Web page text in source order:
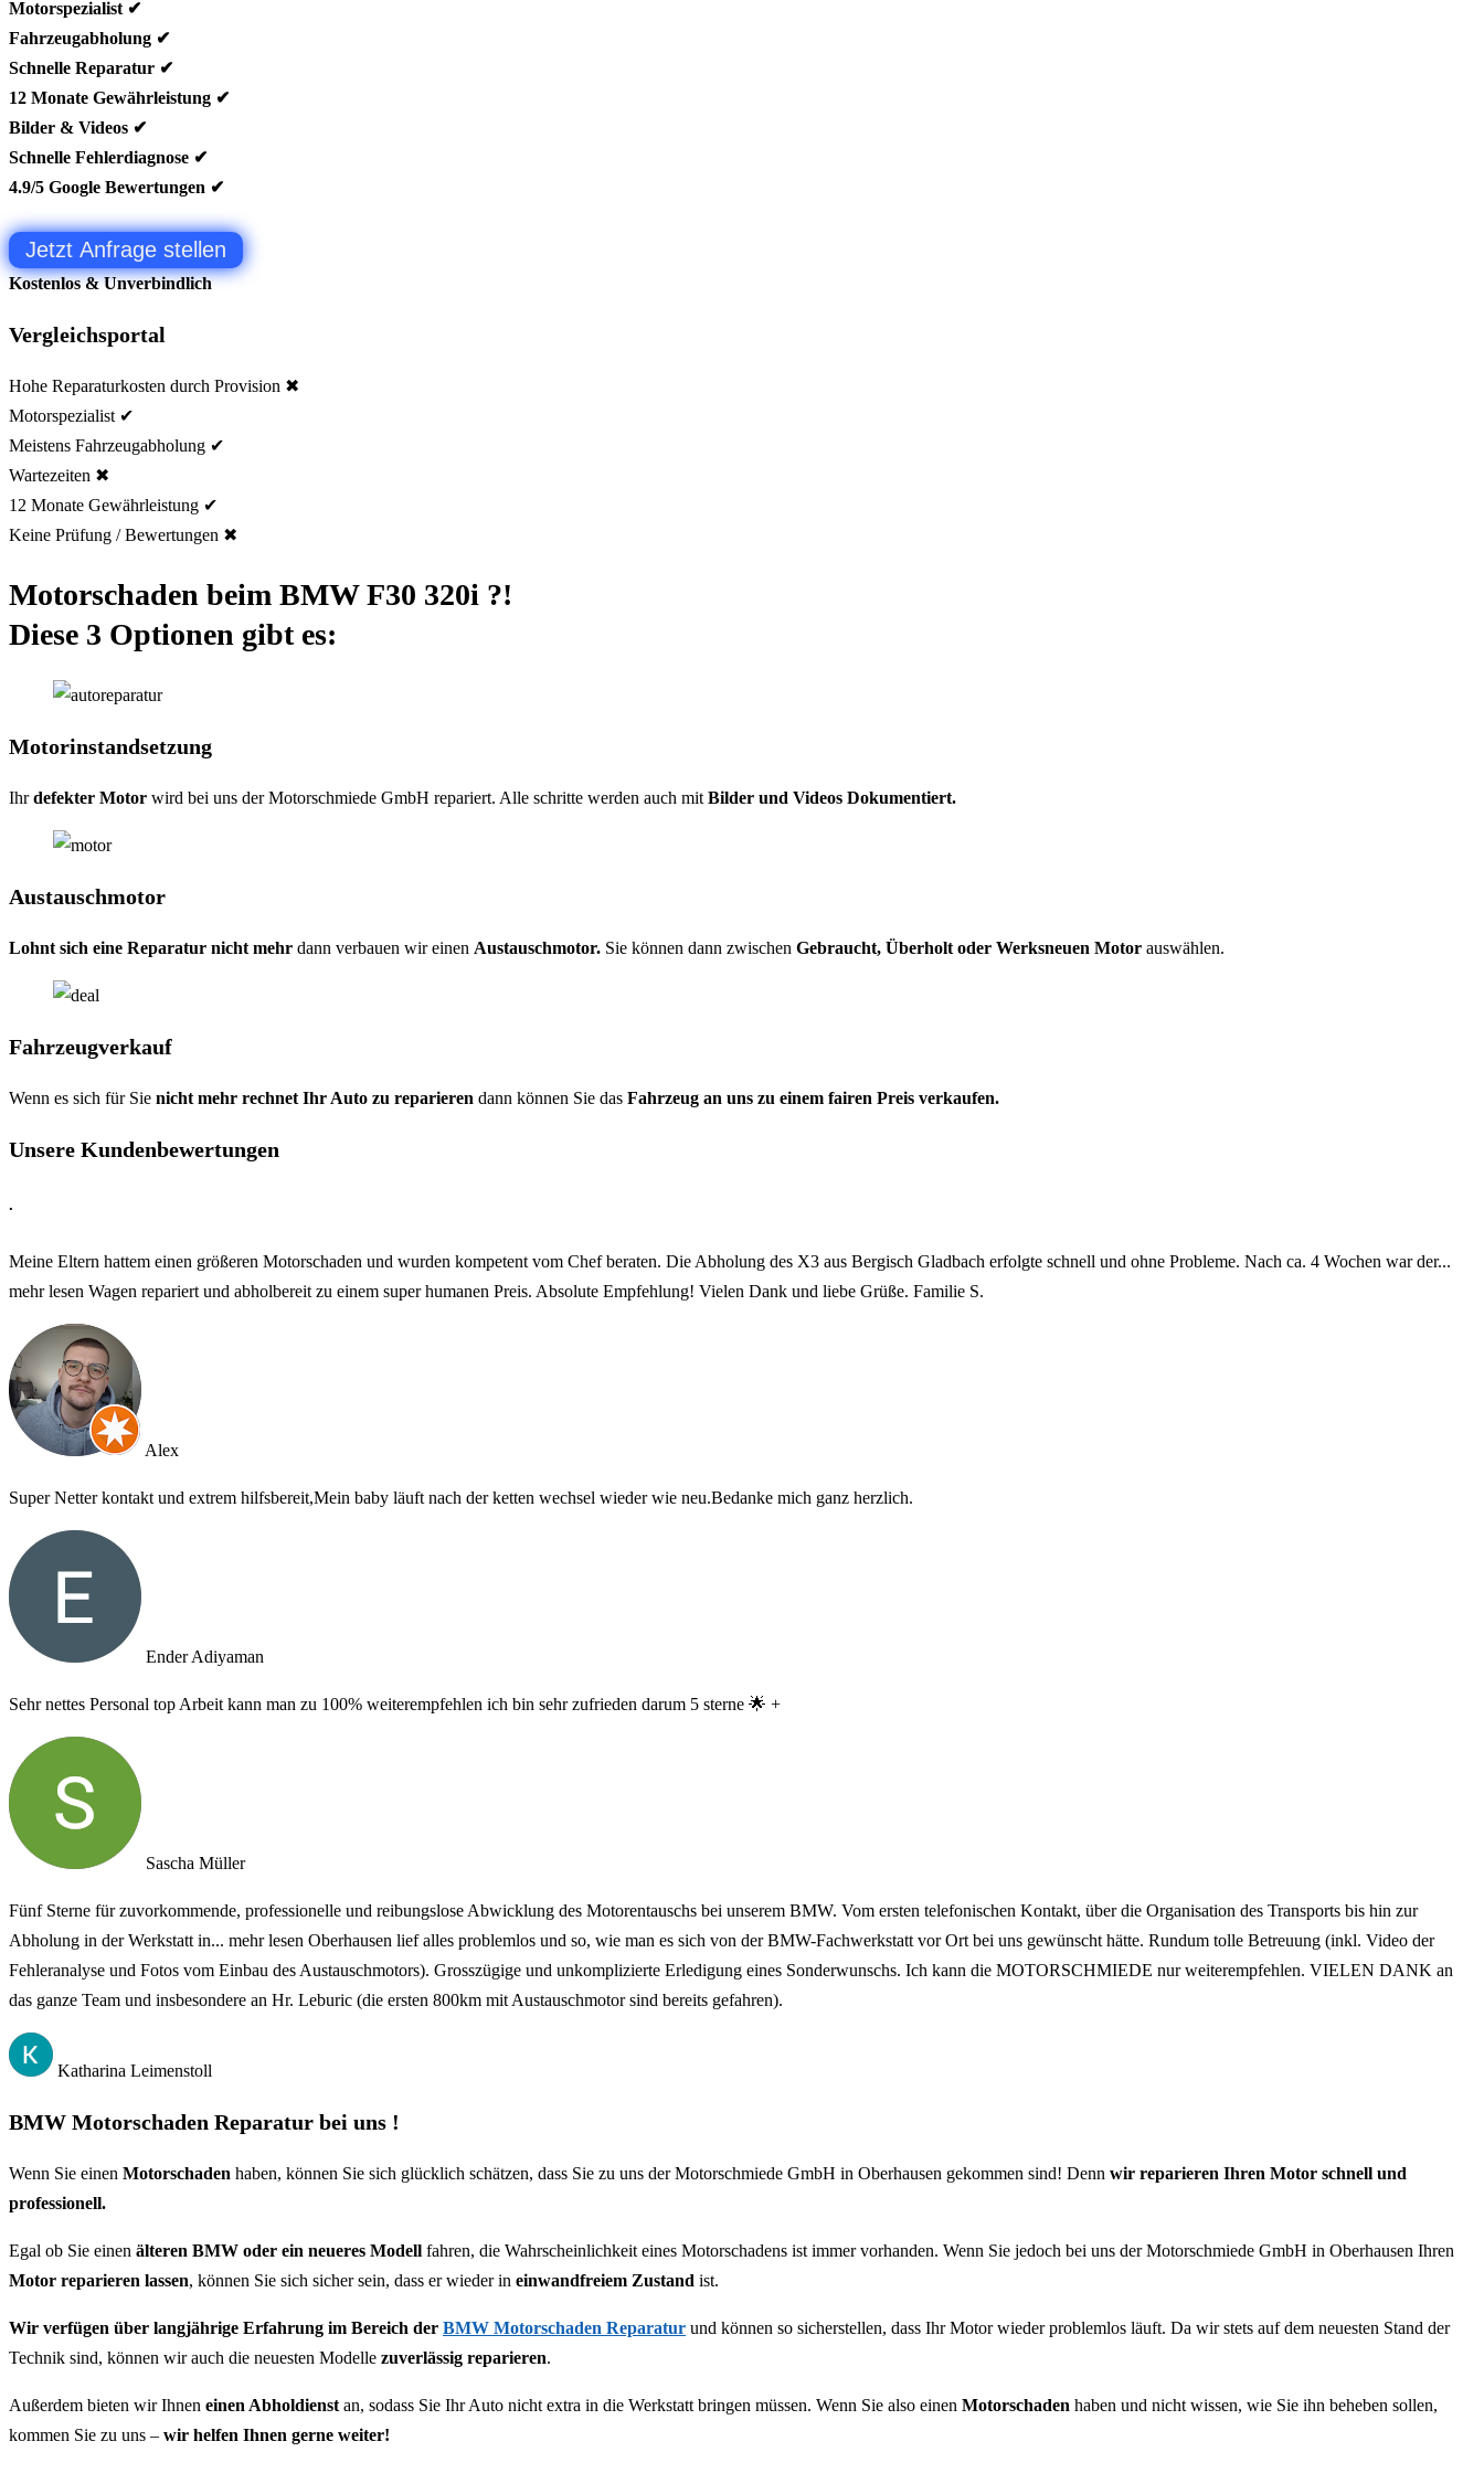
Motorspezialist ✔
Fahrzeugabholung ✔
Schnelle Reparatur ✔
12 Monate Gewährleistung ✔
Bilder & Videos ✔
Schnelle Fehlerdiagnose ✔
4.9/5 Google Bewertungen ✔
Jetzt Anfrage stellen
Kostenlos & Unverbindlich
Vergleichsportal
Hohe Reparaturkosten durch Provision ✖
Motorspezialist ✔
Meistens Fahrzeugabholung ✔
Wartezeiten ✖
12 Monate Gewährleistung ✔
Keine Prüfung / Bewertungen ✖
Motorschaden beim BMW F30 320i ?!
Diese 3 Optionen gibt es:
Motorinstandsetzung
Ihrdefekter Motor wird bei uns der Motorschmiede GmbH repariert. Alle schritte werden auch mit Bilder und Videos Dokumentiert.
Austauschmotor
Lohnt sich eine Reparatur nicht mehr dann verbauen wir einen Austauschmotor. Sie können dann zwischen Gebraucht, Überholt oder Werksneuen Motor auswählen.
Fahrzeugverkauf
Wenn es sich für Sie nicht mehr rechnet Ihr Auto zu reparieren dann können Sie das Fahrzeug an uns zu einem fairen Preis verkaufen.
Unsere Kundenbewertungen
.
Meine Eltern hattem einen größeren Motorschaden und wurden kompetent vom Chef beraten. Die Abholung des X3 aus Bergisch Gladbach erfolgte schnell und ohne Probleme. Nach ca. 4 Wochen war der...
mehr lesen Wagen repariert und abholbereit zu einem super humanen Preis. Absolute Empfehlung! Vielen Dank und liebe Grüße. Familie S.
Alex
Super Netter kontakt und extrem hilfsbereit,Mein baby läuft nach der ketten wechsel wieder wie neu.Bedanke mich ganz herzlich.
Ender Adiyaman
Sehr nettes Personal top Arbeit kann man zu 100% weiterempfehlen ich bin sehr zufrieden darum 5 sterne 🌟 +
Sascha Müller
Fünf Sterne für zuvorkommende, professionelle und reibungslose Abwicklung des Motorentauschs bei unserem BMW. Vom ersten telefonischen Kontakt, über die Organisation des Transports bis hin zur
Abholung in der Werkstatt in... mehr lesen Oberhausen lief alles problemlos und so, wie man es sich von der BMW-Fachwerkstatt vor Ort bei uns gewünscht hätte. Rundum tolle Betreuung (inkl. Video der
Fehleranalyse und Fotos vom Einbau des Austauschmotors). Grosszügige und unkomplizierte Erledigung eines Sonderwunschs. Ich kann die MOTORSCHMIEDE nur weiterempfehlen. VIELEN DANK an
das ganze Team und insbesondere an Hr. Leburic (die ersten 800km mit Austauschmotor sind bereits gefahren).
Katharina Leimenstoll
BMW Motorschaden Reparatur bei uns !
Wenn Sie einen Motorschaden haben, können Sie sich glücklich schätzen, dass Sie zu uns der Motorschmiede GmbH in Oberhausen gekommen sind! Denn wir reparieren Ihren Motor schnell und
professionell.
Egal ob Sie einen älteren BMW oder ein neueres Modell fahren, die Wahrscheinlichkeit eines Motorschadens ist immer vorhanden. Wenn Sie jedoch bei uns der Motorschmiede GmbH in Oberhausen Ihren
Motor reparieren lassen, können Sie sich sicher sein, dass er wieder in einwandfreiem Zustand ist.
Wir verfügen über langjährige Erfahrung im Bereich der BMW Motorschaden Reparatur und können so sicherstellen, dass Ihr Motor wieder problemlos läuft. Da wir stets auf dem neuesten Stand der
Technik sind, können wir auch die neuesten Modelle zuverlässig reparieren.
Außerdem bieten wir Ihnen einen Abholdienst an, sodass Sie Ihr Auto nicht extra in die Werkstatt bringen müssen. Wenn Sie also einen Motorschaden haben und nicht wissen, wie Sie ihn beheben sollen,
kommen Sie zu uns – wir helfen Ihnen gerne weiter!